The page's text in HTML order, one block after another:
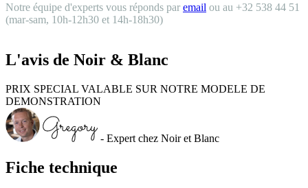
Notre équipe d'experts vous réponds par email ou au +32 538 44 51
(mar-sam, 10h-12h30 et 14h-18h30)
Fiche technique
L'avis de Noir & Blanc
PRIX SPECIAL VALABLE SUR NOTRE MODELE DE
DEMONSTRATION
- Expert chez Noir et Blanc